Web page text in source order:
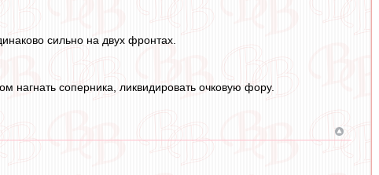
сильно на двух фронтах.
нагнать соперника, ликвидировать очковую фору.